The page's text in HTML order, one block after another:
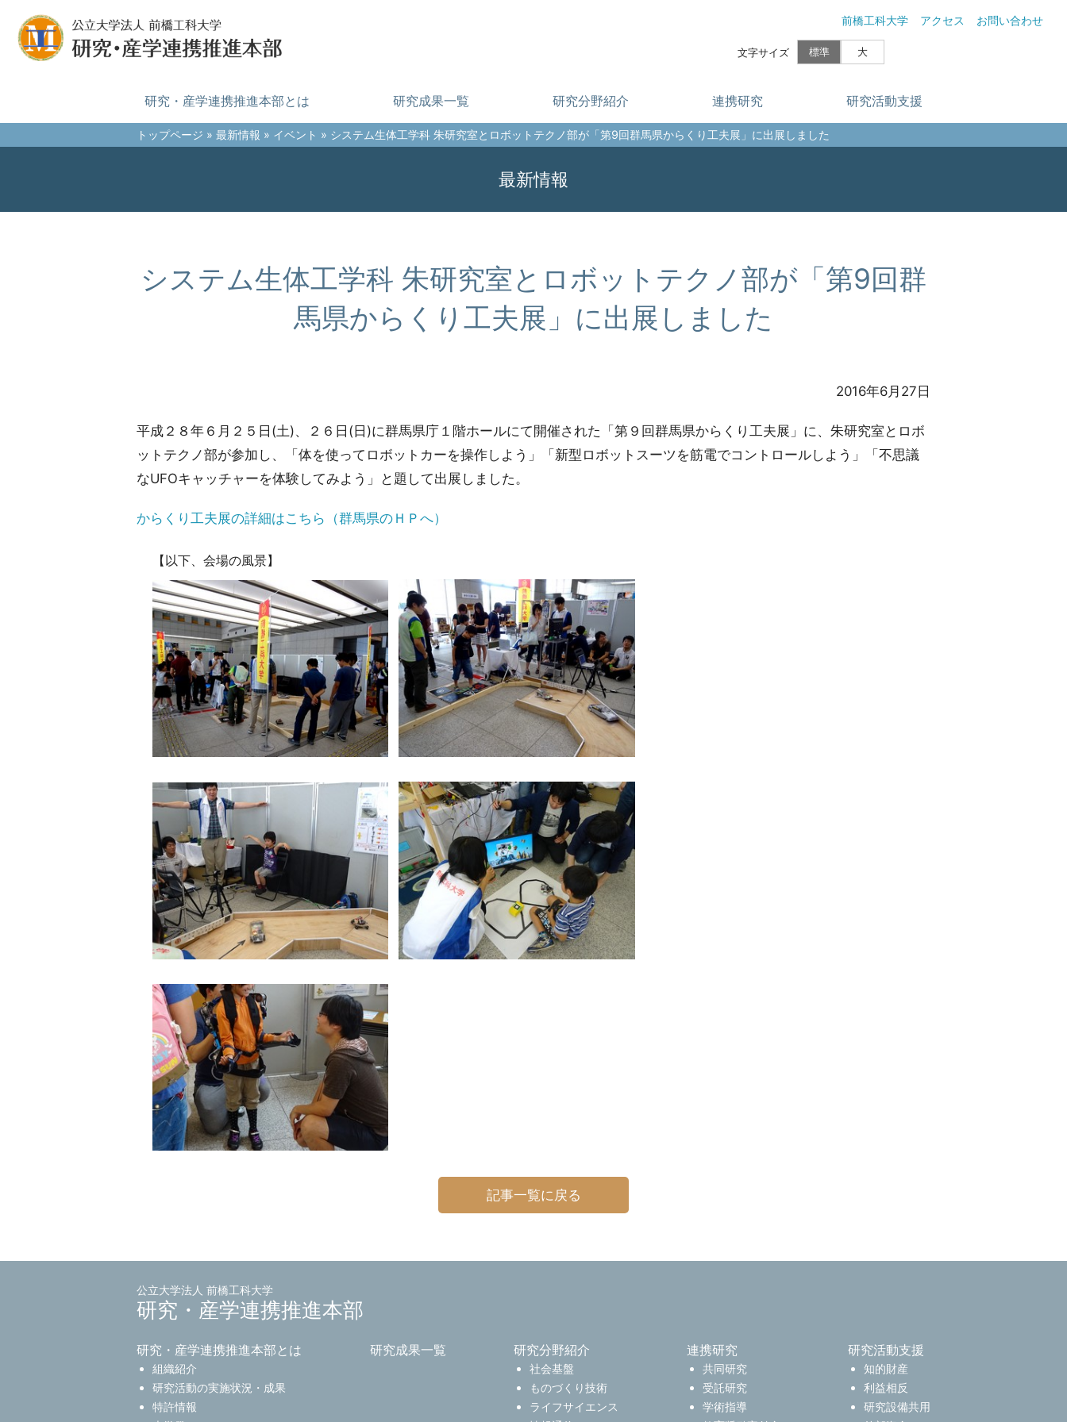
文字サイズ 標準 大
研究・産学連携推進本部とは 研究成果一覧 研究分野紹介 連携研究 研究活動支援
前橋工科大学 アクセス お問い合わせ
トップページ » 最新情報 » イベント » システム生体工学科 朱研究室とロボットテクノ部が「第9回群馬県からくり工夫展」に出展しました
最新情報
システム生体工学科 朱研究室とロボットテクノ部が「第9回群
馬県からくり工夫展」に出展しました
2016年6月27日
平成２８年６月２５日(土)、２６日(日)に群馬県庁１階ホールにて開催された「第９回群馬県からくり工夫展」に、朱研究室とロボ
ットテクノ部が参加し、「体を使ってロボットカーを操作しよう」「新型ロボットスーツを筋電でコントロールしよう」「不思議
なUFOキャッチャーを体験してみよう」と題して出展しました。
からくり工夫展の詳細はこちら（群馬県のＨＰへ）
【以下、会場の風景】
記事一覧に戻る
公立大学法人 前橋工科大学
研究・産学連携推進本部
研究・産学連携推進本部とは
組織紹介
研究活動の実施状況・成果
特許情報
研究成果一覧 研究分野紹介
社会基盤
ものづくり技術
ライフサイエンス
連携研究
共同研究
受託研究
学術指導
研究活動支援
知的財産
利益相反
研究設備共用